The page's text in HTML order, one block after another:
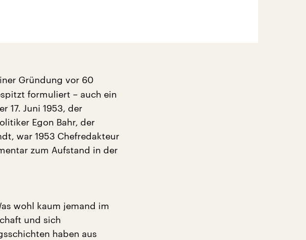
Gründung vor 60
formuliert – auch ein
17. Juni 1953, der
Egon Bahr, der
war 1953 Chefredakteur
zum Aufstand in der
wohl kaum jemand im
und sich
haben aus